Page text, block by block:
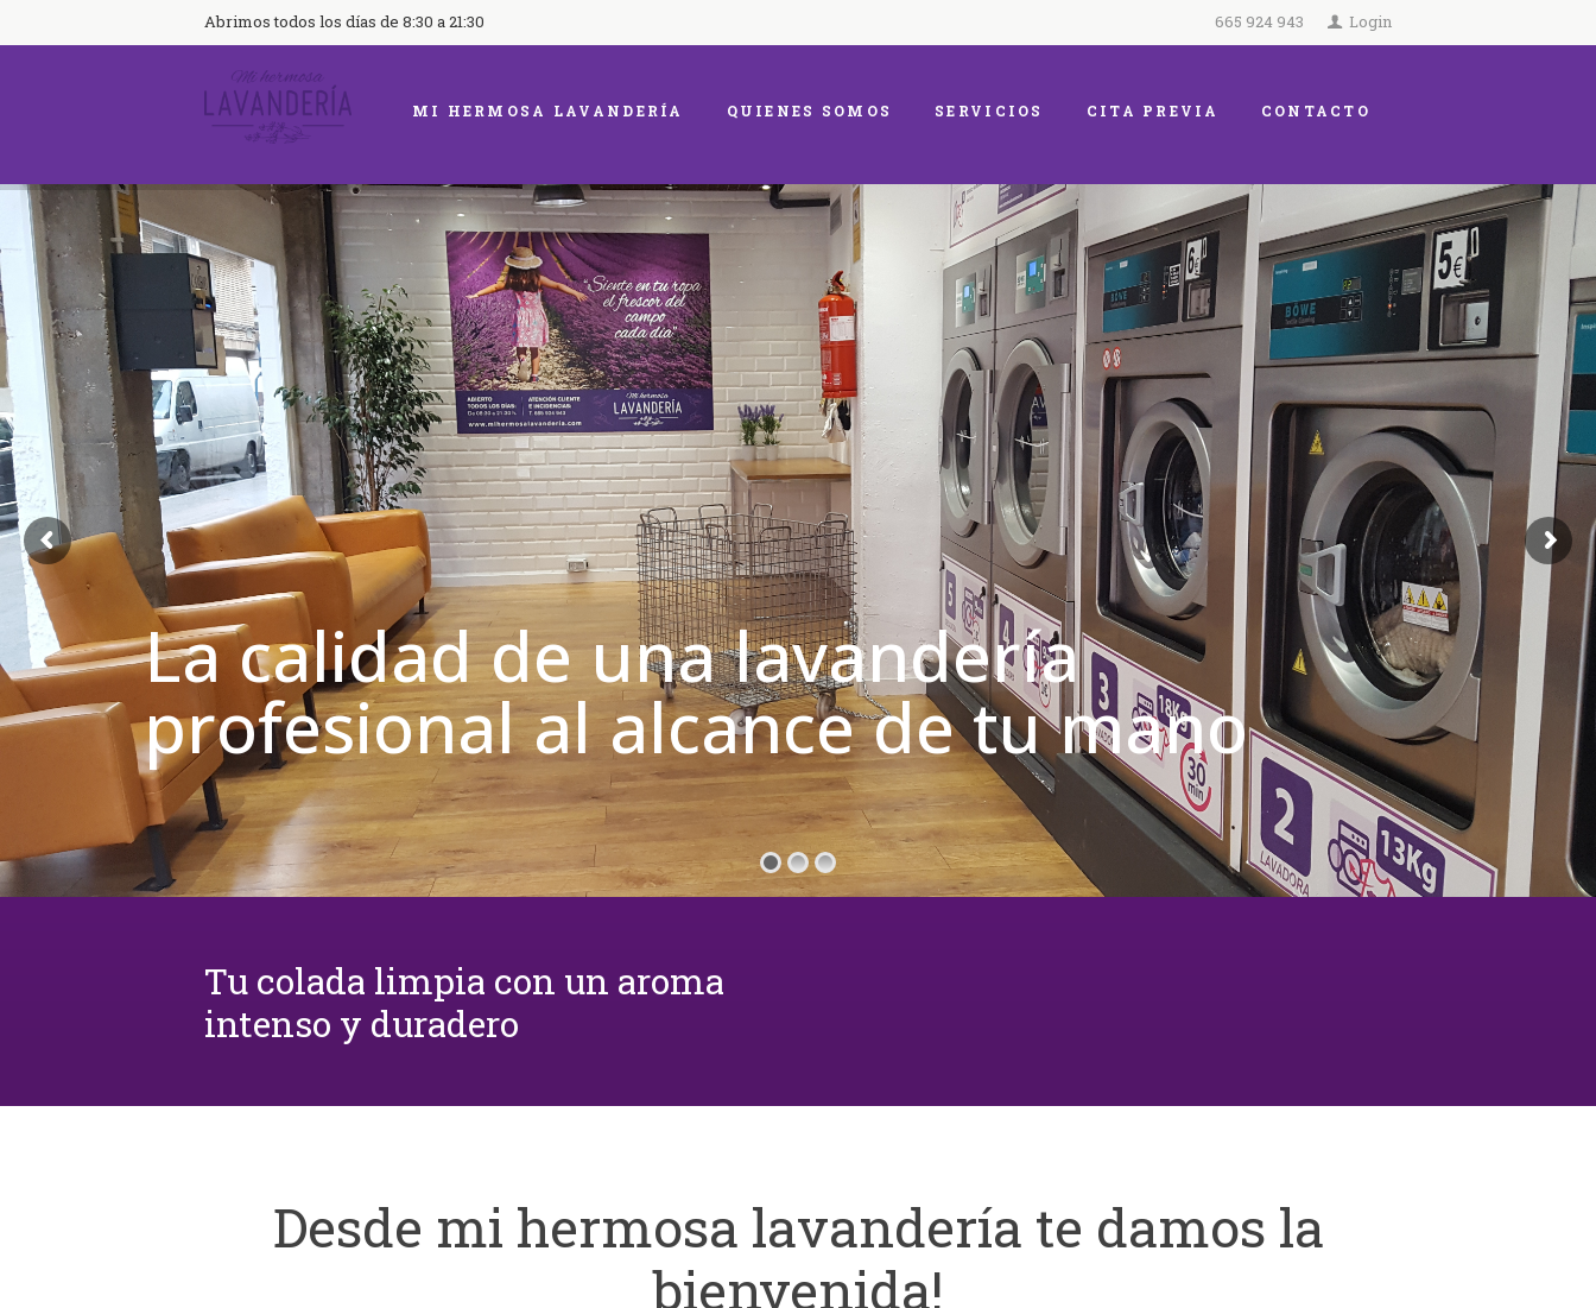
Abrimos todos los días de 8:30 a 21:30 665 924 943 Login
MI HERMOSA LAVANDERÍA QUIENES SOMOS SERVICIOS CITA PREVIA CONTACTO
La calidad de una lavandería
profesional al alcance de tu mano
Tu colada limpia con un aroma
intenso y duradero
Desde mi hermosa lavandería te damos la
bienvenida!